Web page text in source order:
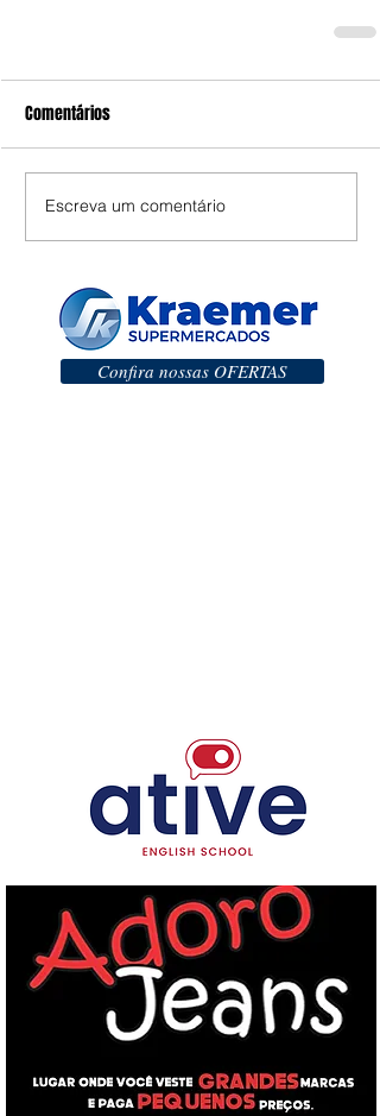
Comentários
Escreva um comentário
Confira nossas OFERTAS